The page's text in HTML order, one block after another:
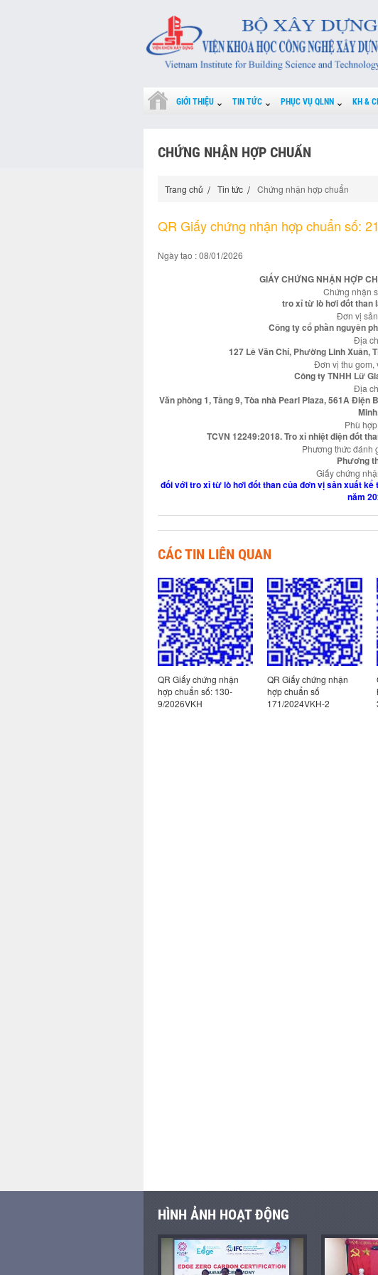
GIỚI THIỆU TIN TỨC PHỤC VỤ QLNN KH &
CHỨNG NHẬN HỢP CHUẨN
Trang chủ Tin tức Chứng nhận hợp chuẩn
QR Giấy chứng nhận hợp chuẩn số:
Ngày tạo : 08/01/2026
GIẤY CHỨNG NHẬN HỢP
Chứng nhận
tro xỉ từ lò hơi đốt than
Đơn vị
Công ty cổ phần nguyên
Địa
127 Lê Văn Chí, Phường Linh Xuân,
Đơn vị thu gom,
Công ty TNHH Lữ
Địa
Văn phòng 1, Tầng 9, Tòa nhà Pearl Plaza, 561A Điện
Phù
TCVN 12249:2018. Tro xỉ nhiệt điện đốt
Phương thức đánh
Phương
Giấy chứng
đối với tro xỉ từ lò hơi đốt than của đơn vị sản xuất kể
năm
CÁC TIN LIÊN QUAN
QR Giấy chứng nhận
hợp chuẩn số: 130-
9/2026VKH
QR Giấy chứng nhận
hợp chuẩn số
171/2024VKH-2
HÌNH ẢNH HOẠT ĐỘNG